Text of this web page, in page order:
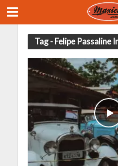
Tag - Felipe Passaline